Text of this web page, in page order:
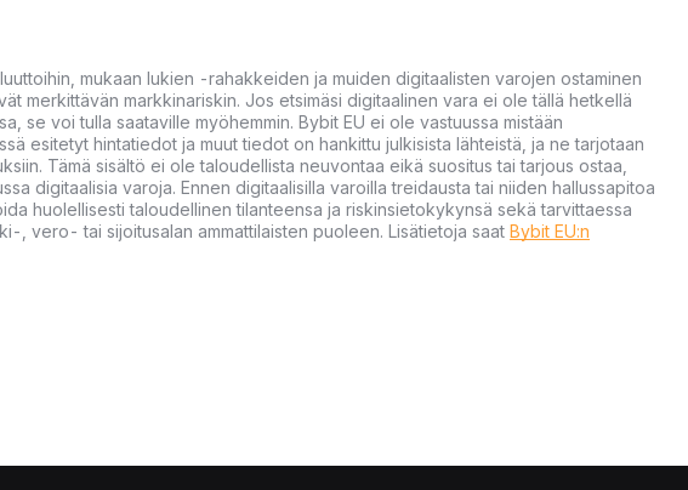
mukaan lukien -rahakkeiden ja muiden digitaalisten varojen ostaminen
merkittävän markkinariskin. Jos etsimäsi digitaalinen vara ei ole tällä hetkellä
se voi tulla saataville myöhemmin. Bybit EU ei ole vastuussa mistään
esitetyt hintatiedot ja muut tiedot on hankittu julkisista lähteistä, ja ne tarjotaan
Tämä sisältö ei ole taloudellista neuvontaa eikä suositus tai tarjous ostaa,
digitaalisia varoja. Ennen digitaalisilla varoilla treidausta tai niiden hallussapitoa
huolellisesti taloudellinen tilanteensa ja riskinsietokykynsä sekä tarvittaessa
, vero- tai sijoitusalan ammattilaisten puoleen. Lisätietoja saat Bybit EU:n